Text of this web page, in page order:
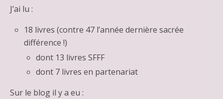
J’ai lu :
18 livres (contre 47 l’année dernière sacrée
différence !)
dont 13 livres SFFF
dont 7 livres en partenariat
Sur le blog il y a eu :